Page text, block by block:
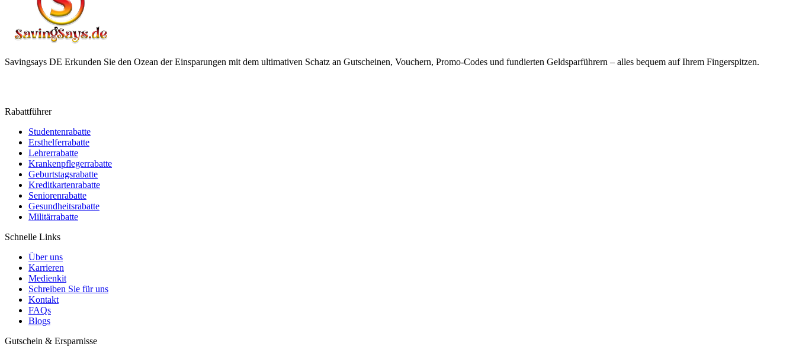
Savingsays DE Erkunden Sie den Ozean der Einsparungen mit dem ultimativen Schatz an Gutscheinen, Vouchern, Promo-Codes und fundierten Geldsparführern – alles bequem auf Ihrem Fingerspitzen.
Rabattführer
Studentenrabatte
Ersthelferrabatte
Lehrerrabatte
Krankenpflegerrabatte
Geburtstagsrabatte
Kreditkartenrabatte
Seniorenrabatte
Gesundheitsrabatte
Militärrabatte
Schnelle Links
Über uns
Karrieren
Medienkit
Schreiben Sie für uns
Kontakt
FAQs
Blogs
Gutschein & Ersparnisse